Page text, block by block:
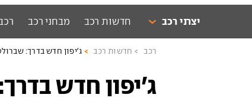
יצרני רכב חדשות רכב מבחני רכב
רכב חדשות רכב ג'יפון חדש בדרך:
ג'יפון חדש